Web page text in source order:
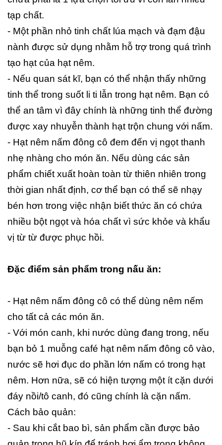
tạp chất.
- Một phần nhỏ tinh chất lúa mạch và đạm đậu
nành được sử dụng nhằm hỗ trợ trong quá trình
tạo hạt của hạt nêm.
- Nếu quan sát kĩ, bạn có thể nhận thấy những
tinh thể trong suốt li ti lẫn trong hạt nêm. Bạn có
thể an tâm vì đây chính là những tinh thể đường
được xay nhuyễn thành hạt trộn chung với nấm.
- Hạt nêm nấm đông cô đem đến vị ngọt thanh
nhẹ nhàng cho món ăn. Nếu dùng các sản
phẩm chiết xuất hoàn toàn từ thiên nhiên trong
thời gian nhất định, cơ thể bạn có thể sẽ nhạy
bén hơn trong việc nhận biết thức ăn có chứa
nhiều bột ngọt và hóa chất vì sức khỏe và khẩu
vị từ từ được phục hồi.
Đặc điểm sản phẩm trong nấu ăn:
- Hạt nêm nấm đông cô có thể dùng nêm nếm
cho tất cả các món ăn.
- Với món canh, khi nước dùng đang trong, nếu
bạn bỏ 1 muỗng café hạt nêm nấm đông cô vào,
nước sẽ hơi đục do phần lớn nấm có trong hạt
nêm. Hơn nữa, sẽ có hiện tượng một ít cặn dưới
đáy nồi/tô canh, đó cũng chính là cặn nấm.
Cách bảo quản:
- Sau khi cắt bao bì, sản phẩm cần được bảo